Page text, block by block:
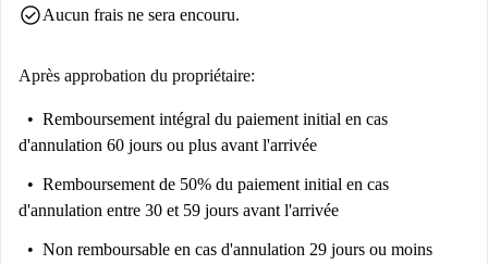
check_circleAucun frais ne sera encouru.
Après approbation du propriétaire:
Remboursement intégral du paiement initial en cas
d'annulation 60 jours ou plus avant l'arrivée
Remboursement de 50% du paiement initial en cas
d'annulation entre 30 et 59 jours avant l'arrivée
Non remboursable en cas d'annulation 29 jours ou moins